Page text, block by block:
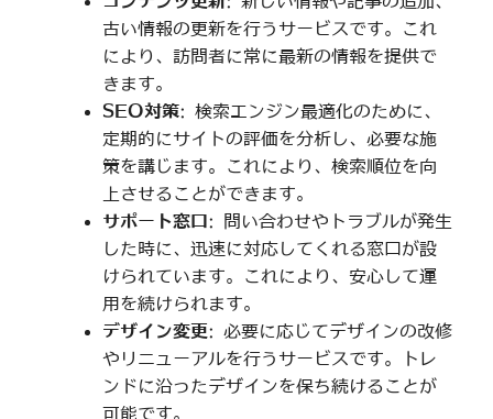
古い情報の更新を行うサービスです。これ
により、訪問者に常に最新の情報を提供で
きます。
SEO対策: 検索エンジン最適化のために、
定期的にサイトの評価を分析し、必要な施
策を講じます。これにより、検索順位を向
上させることができます。
サポート窓口 : 問い合わせやトラブルが発生
した時に、迅速に対応してくれる窓口が設
けられています。これにより、安心して運
用を続けられます。
デザイン変更: 必要に応じてデザインの改修
やリニューアルを行うサービスです。トレ
ンドに沿ったデザインを保ち続けることが
可能です。